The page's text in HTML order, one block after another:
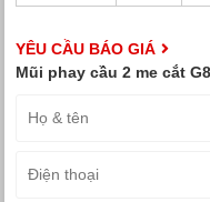
YÊU CẦU BÁO GIÁ